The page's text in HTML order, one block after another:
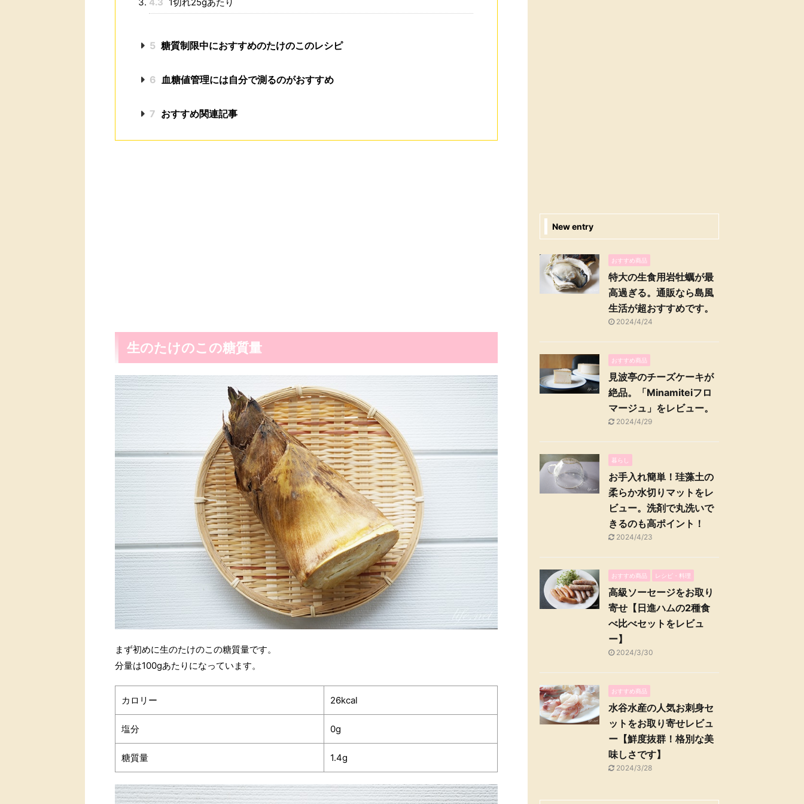
5 糖質制限中におすすめのたけのこのレシピ
6 血糖値管理には自分で測るのがおすすめ
7 おすすめ関連記事
生のたけのこの糖質量
まず初めに生のたけのこの糖質量です。
分量は100gあたりになっています。
カロリー 26kcal
塩分 0g
糖質量 1.4g
New entry
おすすめ商品
特大の生食用岩牡蠣が最
高過ぎる。通販なら島風
生活が超おすすめです。
2024/4/24
おすすめ商品
見波亭のチーズケーキが
絶品。「Minamiteiフロ
マージュ」をレビュー。
2024/4/29
暮らし
お手入れ簡単！珪藻土の
柔らか水切りマットをレ
ビュー。洗剤で丸洗いで
きるのも高ポイント！
2024/4/23
おすすめ商品 レシピ・料理
高級ソーセージをお取り
寄せ【日進ハムの2種食
べ比べセットをレビュ
ー】
2024/3/30
おすすめ商品
水谷水産の人気お刺身セ
ットをお取り寄せレビュ
ー【鮮度抜群！格別な美
味しさです】
2024/3/28